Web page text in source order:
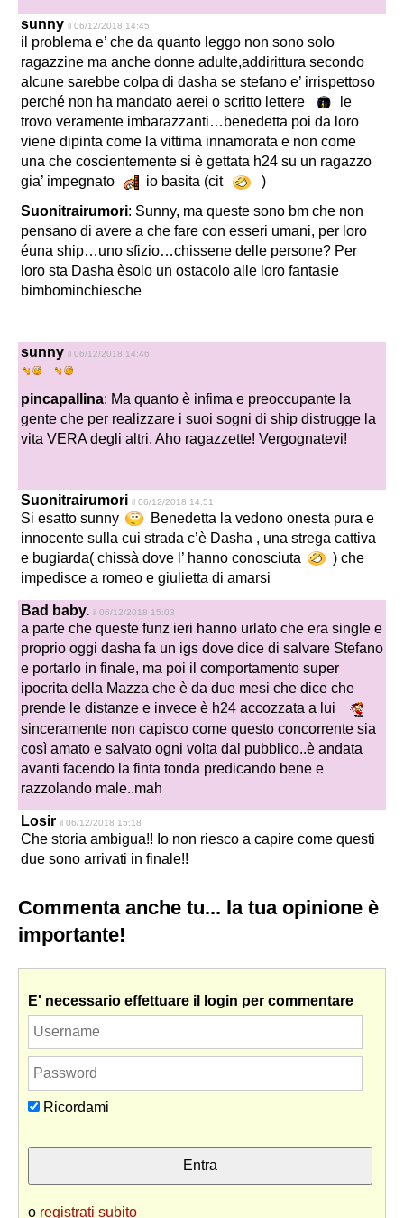
sunny il 06/12/2018 14:45
il problema e’ che da quanto leggo non sono solo
ragazzine ma anche donne adulte,addirittura secondo
alcune sarebbe colpa di dasha se stefano e’ irrispettoso
perché non ha mandato aerei o scritto lettere
le
trovo veramente imbarazzanti…benedetta poi da loro
viene dipinta come la vittima innamorata e non come
una che coscientemente si è gettata h24 su un ragazzo
gia’ impegnato
io basita (cit
)
Suonitrairumori: Sunny, ma queste sono bm che non
pensano di avere a che fare con esseri umani, per loro
éuna ship…uno sfizio…chissene delle persone? Per
loro sta Dasha èsolo un ostacolo alle loro fantasie
bimbominchiesche
sunny il 06/12/2018 14:46
pincapallina: Ma quanto è infima e preoccupante la
gente che per realizzare i suoi sogni di ship distrugge la
vita VERA degli altri. Aho ragazzette! Vergognatevi!
Suonitrairumori il 06/12/2018 14:51
Si esatto sunny
Benedetta la vedono onesta pura e
innocente sulla cui strada c’è Dasha , una strega cattiva
e bugiarda( chissà dove l’ hanno conosciuta
) che
impedisce a romeo e giulietta di amarsi
Bad baby. il 06/12/2018 15:03
a parte che queste funz ieri hanno urlato che era single e
proprio oggi dasha fa un igs dove dice di salvare Stefano
e portarlo in finale, ma poi il comportamento super
ipocrita della Mazza che è da due mesi che dice che
prende le distanze e invece è h24 accozzata a lui
sinceramente non capisco come questo concorrente sia
così amato e salvato ogni volta dal pubblico..è andata
avanti facendo la finta tonda predicando bene e
razzolando male..mah
Losir il 06/12/2018 15:18
Che storia ambigua!! Io non riesco a capire come questi
due sono arrivati in finale!!
Commenta anche tu... la tua opinione è
importante!
E' necessario effettuare il login per commentare
Ricordami
o registrati subito